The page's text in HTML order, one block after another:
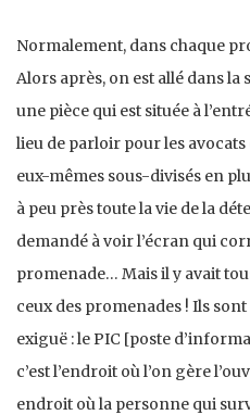
Normalement, dans chaque
Alors après, on est allé dans la
une pièce qui est située à
lieu de parloir pour les avocats
eux-mêmes sous-divisés en
à peu près toute la vie de la
demandé à voir l’écran qui
promenade… Mais il y avait
ceux des promenades ! Ils
exiguë : le PIC [poste
c’est l’endroit où l’on gère
endroit où la personne qui